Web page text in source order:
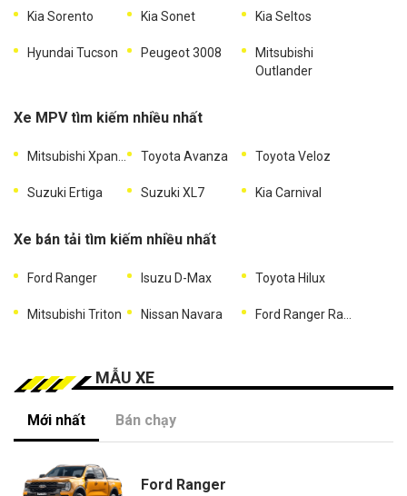
Kia Sorento Kia Sonet Kia Seltos
Hyundai Tucson Peugeot 3008
Mitsubishi
Outlander
Xe MPV tìm kiếm nhiều nhất
Toyota Avanza Toyota Veloz
Suzuki Ertiga Suzuki XL7 Kia Carnival
Xe bán tải tìm kiếm nhiều nhất
Ford Ranger Isuzu D-Max Toyota Hilux
Mitsubishi Triton Nissan Navara
MẪU XE
Mới nhất Bán chạy
Ford Ranger